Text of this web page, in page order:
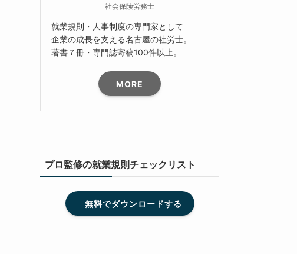
社会保険労務士
就業規則・人事制度の専門家として
企業の成長を支える名古屋の社労士。
著書７冊・専門誌寄稿100件以上。
MORE
プロ監修の就業規則チェックリスト
無料でダウンロードする